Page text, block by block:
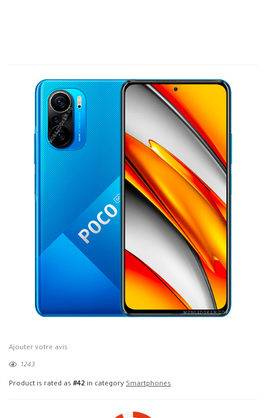
Ajouter votre avis
1243
Product is rated as #42 in category Smartphones